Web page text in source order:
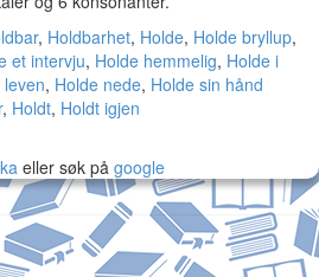
, Holdbarhet, Holde, Holde bryllup,
et intervju, Holde hemmelig, Holde i
leven, Holde nede, Holde sin hånd
, Holdt, Holdt igjen
eller søk på google